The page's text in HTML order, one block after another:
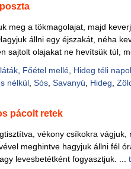
meg a tökmagolajat, majd
állni egy éjszakát, néha
sajtolt olajakat ne hevítsük túl,
, Főétel mellé, Hideg téli
nélkül, Sós, Savanyú Hideg
pácolt retek
vékony csíkokra
meghintve hagyjuk állni fél
levesbetétként fogyasztjuk. ...